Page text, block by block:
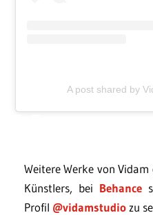
A post shared by
Weitere Werke von
Künstlers, bei Behance
Profil @vidamstudiozu